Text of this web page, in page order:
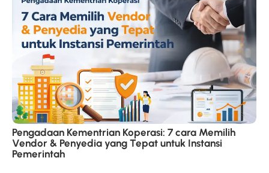
Pengadaan Kementrian Koperasi: 7 cara Memilih
Vendor & Penyedia yang Tepat untuk Instansi
Pemerintah